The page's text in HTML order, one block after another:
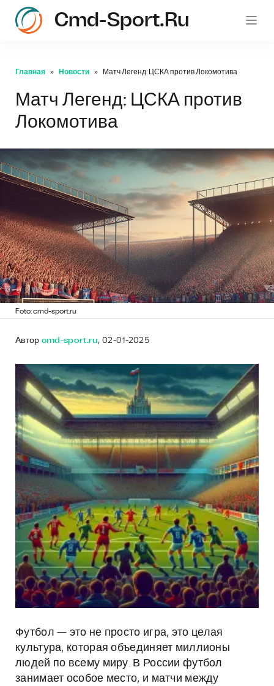
Cmd-Sport.ru
Главная Новости Матч Легенд: ЦСКА против Локомотива
Матч Легенд: ЦСКА против
Локомотива
Foto: cmd-sport.ru
Автор cmd-sport.ru, 02-01-2025
Футбол — это не просто игра, это целая
культура, которая объединяет миллионы
людей по всему миру. В России футбол
занимает особое место, и матчи между